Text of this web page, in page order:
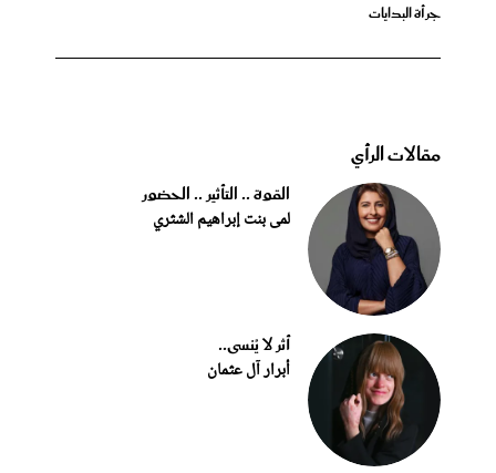
جرأة البدايات
مقالات الرأي
القوة .. التأثير .. الحضور
لمى بنت إبراهيم الشثري
أثر لا يُنسى..
أبرار آل عثمان